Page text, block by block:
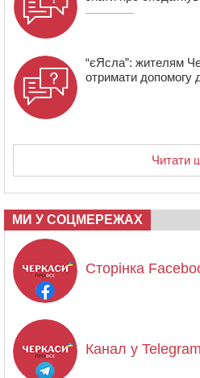
“єЯсла”: жителям
отримати допомогу
Читати
МИ У СОЦМЕРЕЖАХ
Сторінка
Канал у Telegram